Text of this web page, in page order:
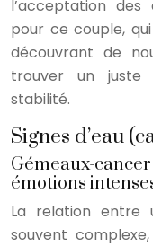
l’acceptation des
pour ce couple,
découvrant de
trouver un juste
stabilité.
Signes d’eau
Gémeaux-
émotions
La relation entre
souvent